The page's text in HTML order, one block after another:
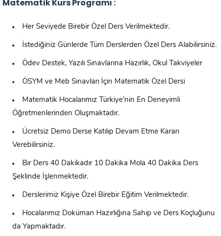
Matematik Kurs Programı :
Her Seviyede Birebir Özel Ders Verilmektedir.
İstediğiniz Günlerde Tüm Derslerden Özel Ders Alabilirsiniz.
Ödev Destek, Yazılı Sınavlarına Hazırlık, Okul Takviyeler
ÖSYM ve Meb Sınavları İçin Matematik Özel Dersi
Matematik Hocalarımız Türkiye’nin En Deneyimli
Öğretmenlerinden Oluşmaktadır.
Ücretsiz Demo Derse Katılıp Devam Etme Kararı
Verebilirsiniz.
Bir Ders 40 Dakikadır 10 Dakika Mola 40 Dakika Ders
Şeklinde İşlenmektedir.
Derslerimiz Kişiye Özel Birebir Eğitim Verilmektedir.
Hocalarımız Doküman Hazırlığına Sahip ve Ders Koçluğunu
da Yapmaktadır.